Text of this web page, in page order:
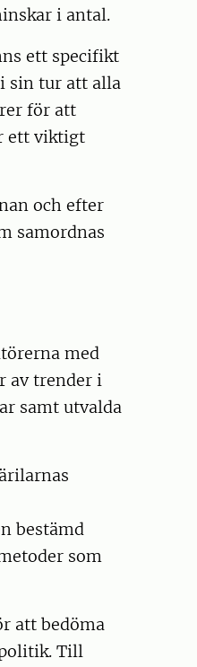
i antal.
ett specifikt
sin tur att alla
för att
ett viktigt
och efter
samordnas
med
av trender i
samt utvalda
bestämd
som
att bedöma
Till